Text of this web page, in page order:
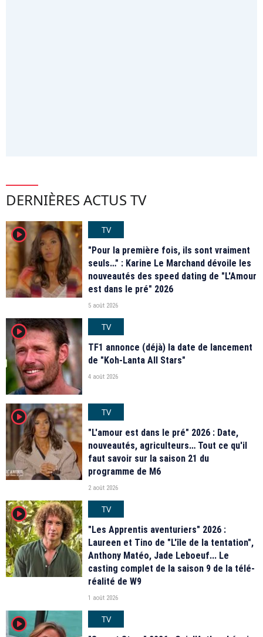
DERNIÈRES ACTUS TV
player2
TV
"Pour la première fois, ils sont vraiment
seuls…" : Karine Le Marchand dévoile les
nouveautés des speed dating de "L'Amour
est dans le pré" 2026
5 août 2026
player2
TV
TF1 annonce (déjà) la date de lancement
de "Koh-Lanta All Stars"
4 août 2026
player2
TV
"L'amour est dans le pré" 2026 : Date,
nouveautés, agriculteurs… Tout ce qu'il
faut savoir sur la saison 21 du
programme de M6
2 août 2026
player2
TV
"Les Apprentis aventuriers" 2026 :
Laureen et Tino de "L'île de la tentation",
Anthony Matéo, Jade Leboeuf... Le
casting complet de la saison 9 de la télé-
réalité de W9
1 août 2026
player2
TV